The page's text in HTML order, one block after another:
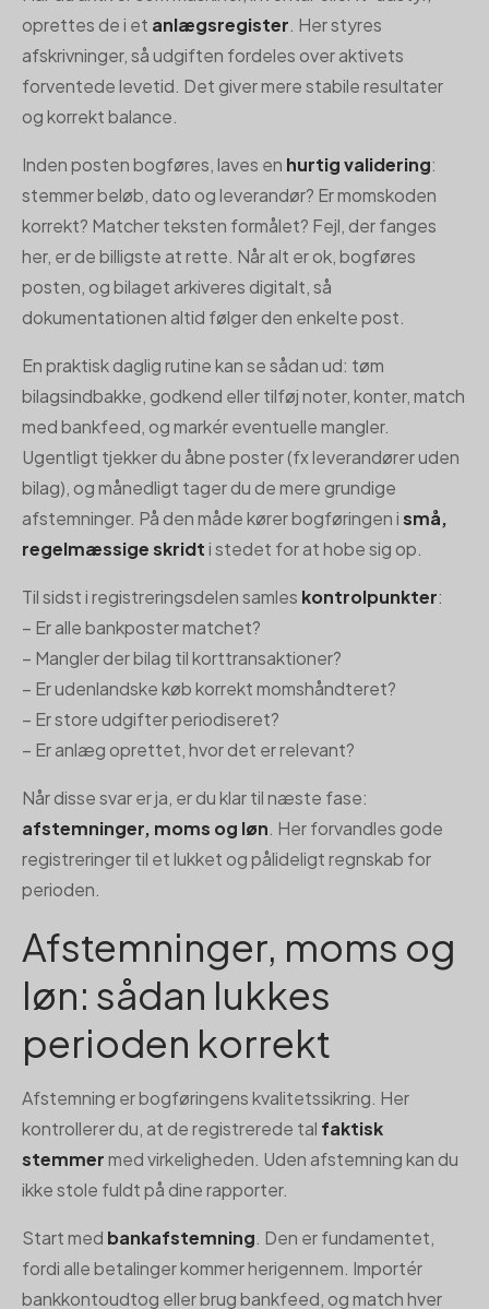
oprettes de i et anlægsregister. Her styres
afskrivninger, så udgiften fordeles over aktivets
forventede levetid. Det giver mere stabile resultater
og korrekt balance.
Inden posten bogføres, laves en hurtig validering:
stemmer beløb, dato og leverandør? Er momskoden
korrekt? Matcher teksten formålet? Fejl, der fanges
her, er de billigste at rette. Når alt er ok, bogføres
posten, og bilaget arkiveres digitalt, så
dokumentationen altid følger den enkelte post.
En praktisk daglig rutine kan se sådan ud: tøm
bilagsindbakke, godkend eller tilføj noter, konter, match
med bankfeed, og markér eventuelle mangler.
Ugentligt tjekker du åbne poster (fx leverandører uden
bilag), og månedligt tager du de mere grundige
afstemninger. På den måde kører bogføringen ismå,
regelmæssige skridti stedet for at hobe sig op.
Til sidst i registreringsdelen samles kontrolpunkter:
– Er alle bankposter matchet?
– Mangler der bilag til korttransaktioner?
– Er udenlandske køb korrekt momshåndteret?
– Er store udgifter periodiseret?
– Er anlæg oprettet, hvor det er relevant?
Når disse svar er ja, er du klar til næste fase:
afstemninger, moms og løn. Her forvandles gode
registreringer til et lukket og pålideligt regnskab for
perioden.
Afstemninger, moms og
løn: sådan lukkes
perioden korrekt
Afstemning er bogføringens kvalitetssikring. Her
kontrollerer du, at de registrerede tal faktisk
stemmermed virkeligheden. Uden afstemning kan du
ikke stole fuldt på dine rapporter.
Start med bankafstemning. Den er fundamentet,
fordi alle betalinger kommer herigennem. Importér
bankkontoudtog eller brug bankfeed, og match hver